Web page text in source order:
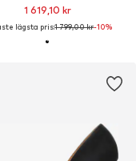
1 619,10 kr
lägsta pris:1 799,00 kr-10%